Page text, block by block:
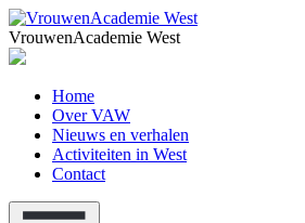
VrouwenAcademie West
Home
Over VAW
Nieuws en verhalen
Activiteiten in West
Contact